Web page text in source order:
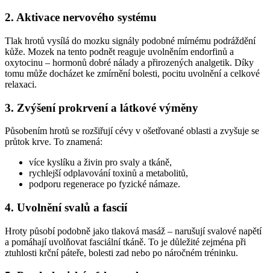
2. Aktivace nervového systému
Tlak hrotů vysílá do mozku signály podobné mírnému podráždění
kůže. Mozek na tento podnět reaguje uvolněním endorfinů a
oxytocinu – hormonů dobré nálady a přirozených analgetik. Díky
tomu může docházet ke zmírnění bolesti, pocitu uvolnění a celkové
relaxaci.
3. Zvýšení prokrvení a látkové výměny
Působením hrotů se rozšiřují cévy v ošetřované oblasti a zvyšuje se
průtok krve. To znamená:
více kyslíku a živin pro svaly a tkáně,
rychlejší odplavování toxinů a metabolitů,
podporu regenerace po fyzické námaze.
4. Uvolnění svalů a fascií
Hroty působí podobně jako tlaková masáž – narušují svalové napětí
a pomáhají uvolňovat fasciální tkáně. To je důležité zejména při
ztuhlosti krční páteře, bolesti zad nebo po náročném tréninku.